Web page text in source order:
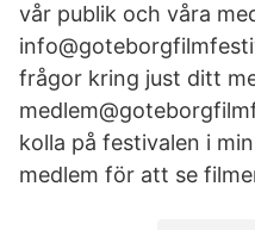
vår publik och våra
frågor kring just ditt
kolla på festivalen i
medlem för att se